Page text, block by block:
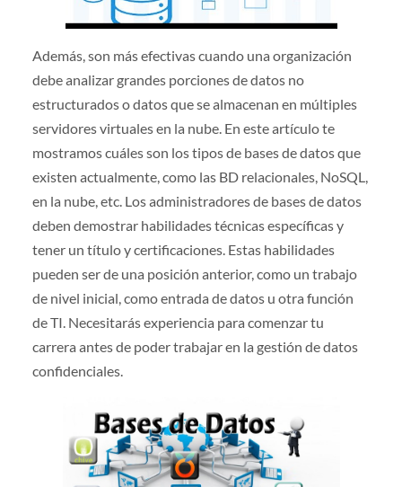
Además, son más efectivas cuando una organización
debe analizar grandes porciones de datos no
estructurados o datos que se almacenan en múltiples
servidores virtuales en la nube. En este artículo te
mostramos cuáles son los tipos de bases de datos que
existen actualmente, como las BD relacionales, NoSQL,
en la nube, etc. Los administradores de bases de datos
deben demostrar habilidades técnicas específicas y
tener un título y certificaciones. Estas habilidades
pueden ser de una posición anterior, como un trabajo
de nivel inicial, como entrada de datos u otra función
de TI. Necesitarás experiencia para comenzar tu
carrera antes de poder trabajar en la gestión de datos
confidenciales.